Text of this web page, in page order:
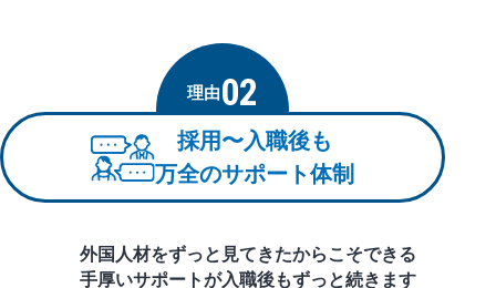
理由02
採用〜入職後も
万全のサポート体制
外国人材をずっと見てきたからこそできる
手厚いサポートが入職後もずっと続きます